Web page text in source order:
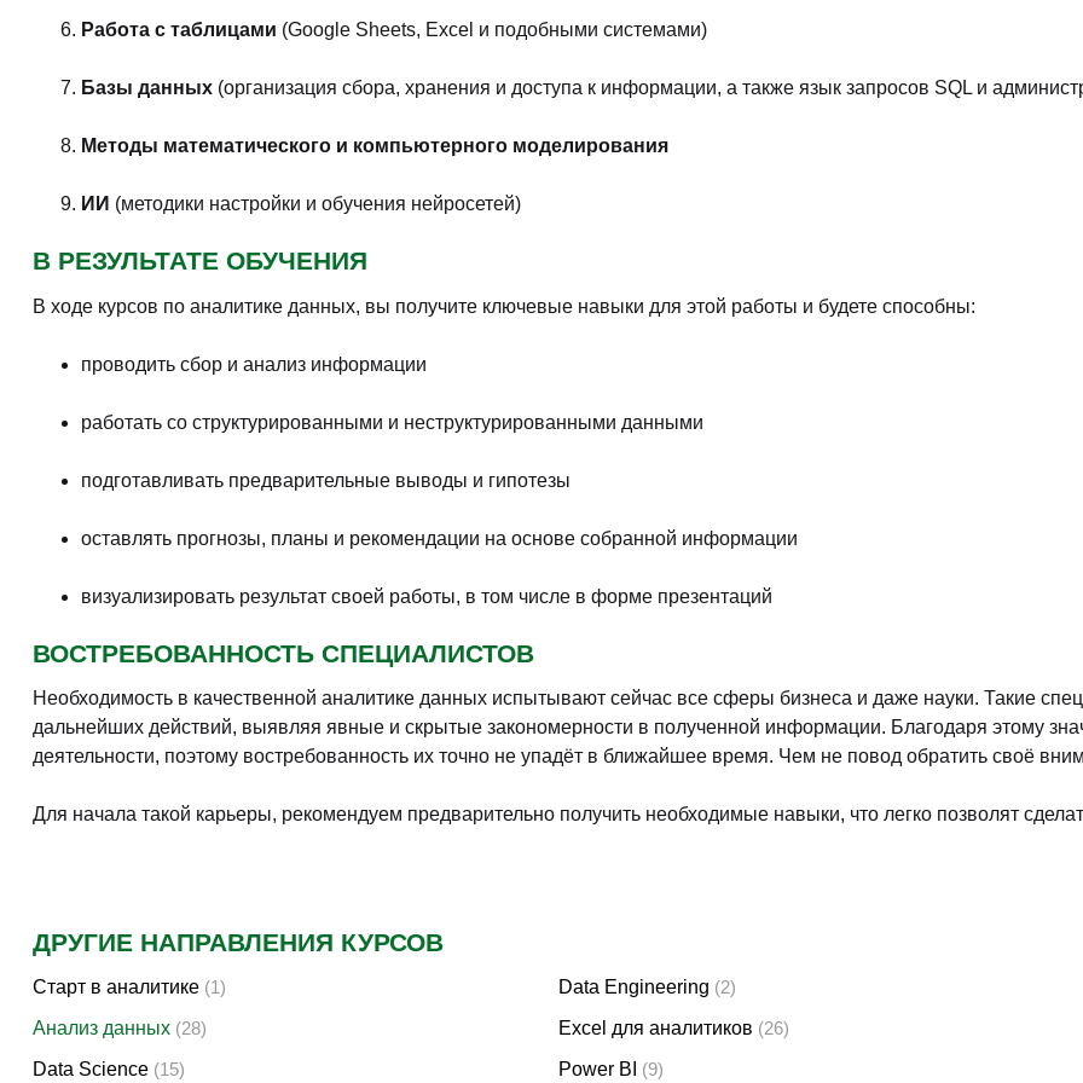
(индивидуальный тариф)
Рейтинг
4.9
Профессия Аналитик данных
Дистанционный курс
Дистанционный курс
Специалист по анализу данных
ЧЕМУ ВЫ НАУЧИТЕСЬ НА КУРСАХ АНАЛИЗ ДАННЫХ
За время курса, придётся охватить достаточно много областей знаний, так или иначе необходимых системному
Математика (высший её раздел, логика, статистика, матанализ, теория вероятностей и линейная алгебра)
(комплекс компьютерных методов и инструментов для перевода деловых данных в
Специфические библиотеки и фреймворки
Статистические инструменты (MATLAB, SPSS, минимальные познания в языке R и т.д.)
Работа с таблицами (Google Sheets, Excel и подобными системами)